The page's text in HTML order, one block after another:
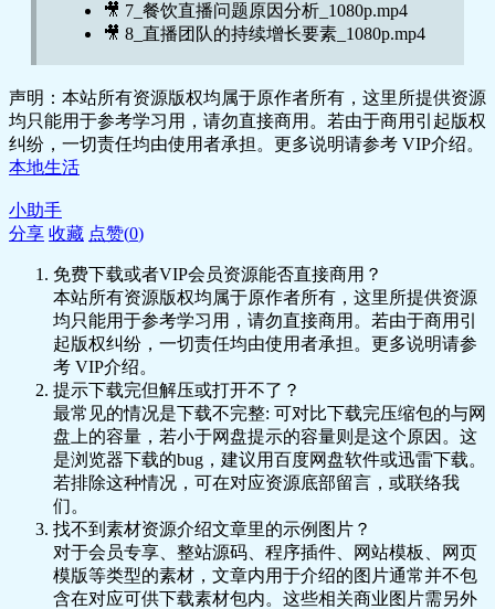
🎥 7_餐饮直播问题原因分析_1080p.mp4
🎥 8_直播团队的持续增长要素_1080p.mp4
声明：本站所有资源版权均属于原作者所有，这里所提供资源
均只能用于参考学习用，请勿直接商用。若由于商用引起版权
纠纷，一切责任均由使用者承担。更多说明请参考 VIP介绍。
本地生活
小助手
分享 收藏 点赞(0)
免费下载或者VIP会员资源能否直接商用？
本站所有资源版权均属于原作者所有，这里所提供资源
均只能用于参考学习用，请勿直接商用。若由于商用引
起版权纠纷，一切责任均由使用者承担。更多说明请参
考 VIP介绍。
提示下载完但解压或打开不了？
最常见的情况是下载不完整: 可对比下载完压缩包的与网
盘上的容量，若小于网盘提示的容量则是这个原因。这
是浏览器下载的bug，建议用百度网盘软件或迅雷下载。
若排除这种情况，可在对应资源底部留言，或联络我
们。
找不到素材资源介绍文章里的示例图片？
对于会员专享、整站源码、程序插件、网站模板、网页
模版等类型的素材，文章内用于介绍的图片通常并不包
含在对应可供下载素材包内。这些相关商业图片需另外